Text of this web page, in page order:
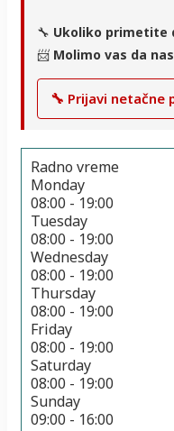
🔧 Ukoliko primetite
📨 Molimo vas da
🔧 Prijavi netačne
Radno vreme
Monday
08:00 - 19:00
Tuesday
08:00 - 19:00
Wednesday
08:00 - 19:00
Thursday
08:00 - 19:00
Friday
08:00 - 19:00
Saturday
08:00 - 19:00
Sunday
09:00 - 16:00